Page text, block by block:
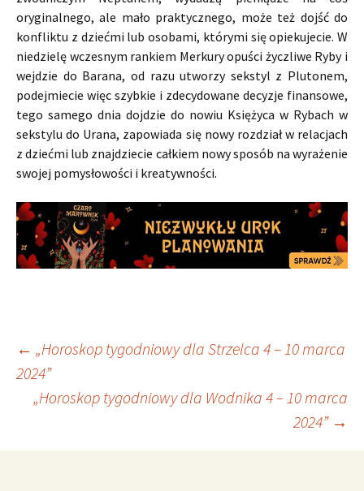
oryginalnego, ale mało praktycznego, może też dojść do
konfliktu z dziećmi lub osobami, którymi się opiekujecie. W
niedzielę wczesnym rankiem Merkury opuści życzliwe Ryby i
wejdzie do Barana, od razu utworzy sekstyl z Plutonem,
podejmiecie więc szybkie i zdecydowane decyzje finansowe,
tego samego dnia dojdzie do nowiu Księżyca w Rybach w
sekstylu do Urana, zapowiada się nowy rozdział w relacjach
z dziećmi lub znajdziecie całkiem nowy sposób na wyrażenie
swojej pomysłowości i kreatywności.
Nawigacja
wpisu
← „Horoskop tygodniowy dla Strzelca 4 – 10 marca
2024”
„Horoskop tygodniowy dla Wodnika 4 – 10 marca
2024” →